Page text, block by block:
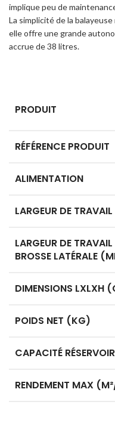
implique peu de
La simplicité de la
elle offre une grande
accrue de 38 litres.
PRODUIT
RÉFÉRENCE PRODUIT
ALIMENTATION
LARGEUR DE
LARGEUR DE
BROSSE LATÉRALE
DIMENSIONS LXLXH
POIDS NET (KG)
CAPACITÉ
RENDEMENT MAX